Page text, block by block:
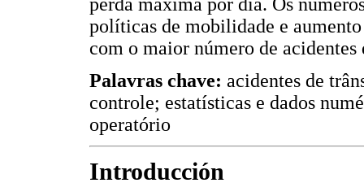
perda máxima por dia. Os
políticas de mobilidade e
com o maior número de acidentes
Palavras chave: acidentes de
controle; estatísticas e dados
operatório
Introducción